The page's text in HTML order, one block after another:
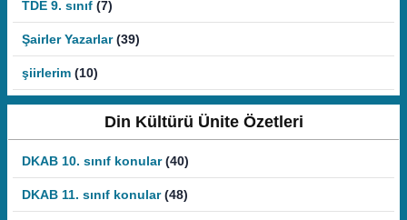
TDE 9. sınıf (7)
Şairler Yazarlar (39)
şiirlerim (10)
Din Kültürü Ünite Özetleri
DKAB 10. sınıf konular (40)
DKAB 11. sınıf konular (48)